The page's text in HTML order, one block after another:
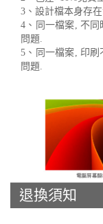
3、設計檔本身存
4、同一檔案, 不
問題.
5、同一檔案, 印
問題.
退換須知